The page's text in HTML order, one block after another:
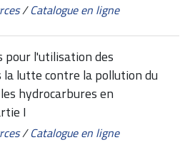
/Catalogue en ligne
pour l'utilisation des
lutte contre la pollution du
hydrocarbures en
I
/Catalogue en ligne